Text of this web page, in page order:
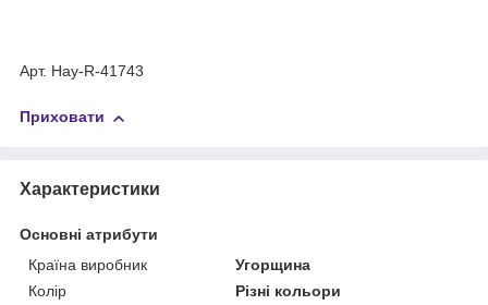
Арт. Hay-R-41743
Приховати
Характеристики
Основні атрибути
Країна виробник
Угорщина
Колір
Різні кольори